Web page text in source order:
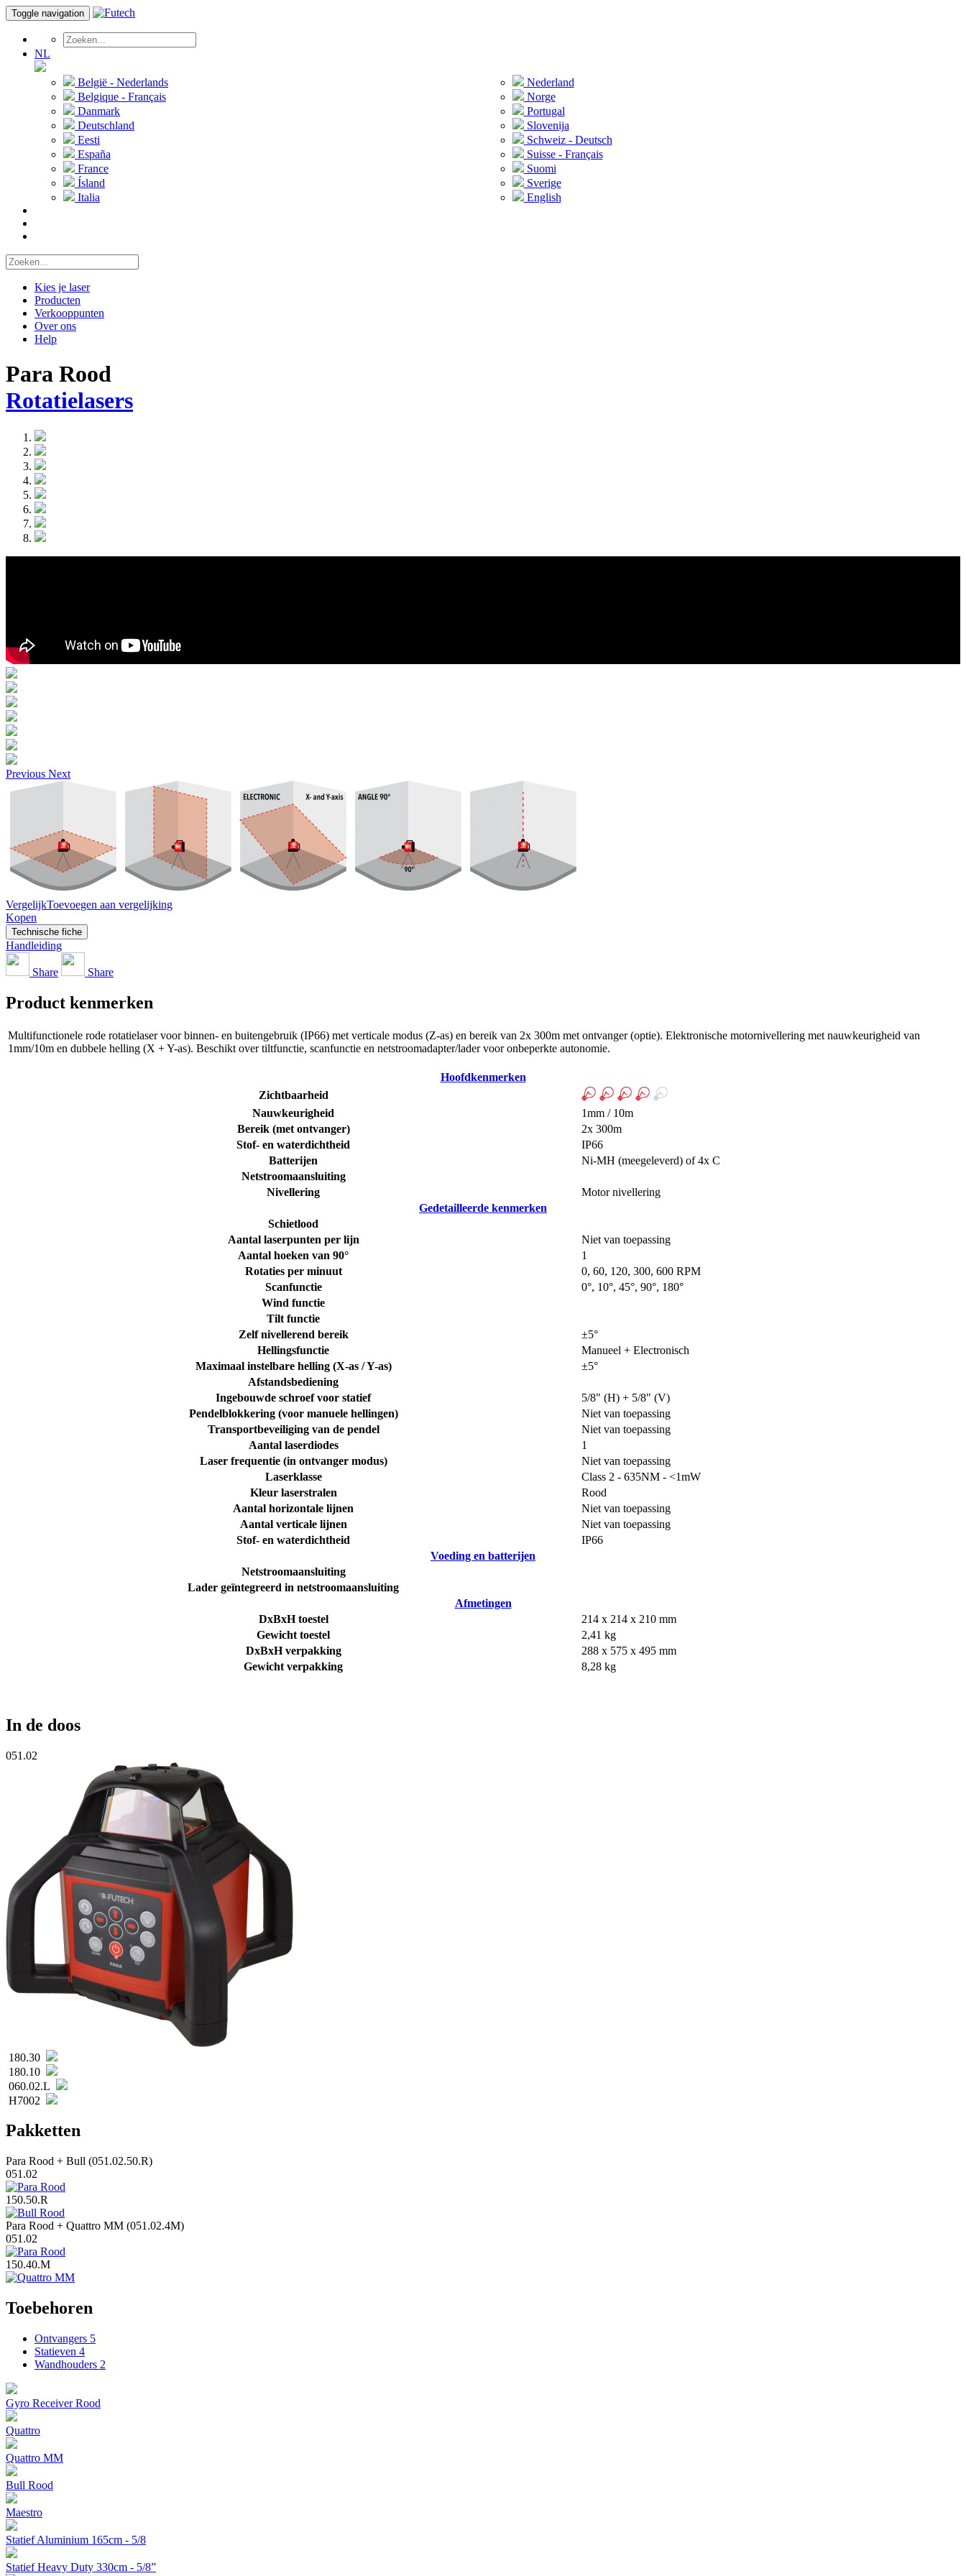
Toggle navigation
NL
België - Nederlands
Belgique - Français
Danmark
Deutschland
Eesti
España
France
Ísland
Italia
Nederland
Norge
Portugal
Slovenija
Schweiz - Deutsch
Suisse - Français
Suomi
Sverige
English
Kies je laser
Producten
Verkooppunten
Over ons
Help
Para Rood
Rotatielasers
Previous Next
VergelijkToevoegen aan vergelijking
Kopen
Technische fiche
Handleiding
Share Share
Product kenmerken
Multifunctionele rode rotatielaser voor binnen- en buitengebruik (IP66) met verticale modus (Z-as) en bereik van 2x 300m met ontvanger (optie). Elektronische motornivellering met nauwkeurigheid van
1mm/10m en dubbele helling (X + Y-as). Beschikt over tiltfunctie, scanfunctie en netstroomadapter/lader voor onbeperkte autonomie.
Hoofdkenmerken
Zichtbaarheid
Nauwkeurigheid
1mm / 10m
Bereik (met ontvanger)
2x 300m
Stof- en waterdichtheid
IP66
Batterijen
Ni-MH (meegeleverd) of 4x C
Netstroomaansluiting
Nivellering
Motor nivellering
Gedetailleerde kenmerken
Schietlood
Aantal laserpunten per lijn
Niet van toepassing
Aantal hoeken van 90°
1
Rotaties per minuut
0, 60, 120, 300, 600 RPM
Scanfunctie
0°, 10°, 45°, 90°, 180°
Wind functie
Tilt functie
Zelf nivellerend bereik
±5°
Hellingsfunctie
Manueel + Electronisch
Maximaal instelbare helling (X-as / Y-as)
±5°
Afstandsbediening
Ingebouwde schroef voor statief
5/8" (H) + 5/8" (V)
Pendelblokkering (voor manuele hellingen)
Niet van toepassing
Transportbeveiliging van de pendel
Niet van toepassing
Aantal laserdiodes
1
Laser frequentie (in ontvanger modus)
Niet van toepassing
Laserklasse
Class 2 - 635NM - <1mW
Kleur laserstralen
Rood
Aantal horizontale lijnen
Niet van toepassing
Aantal verticale lijnen
Niet van toepassing
Stof- en waterdichtheid
IP66
Voeding en batterijen
Netstroomaansluiting
Lader geïntegreerd in netstroomaansluiting
Afmetingen
DxBxH toestel
214 x 214 x 210 mm
Gewicht toestel
2,41 kg
DxBxH verpakking
288 x 575 x 495 mm
Gewicht verpakking
8,28 kg
In de doos
051.02
180.30
180.10
060.02.L
H7002
Pakketten
Para Rood + Bull (051.02.50.R)
051.02
150.50.R
Para Rood + Quattro MM (051.02.4M)
051.02
150.40.M
Toebehoren
Ontvangers 5
Statieven 4
Wandhouders 2
Gyro Receiver Rood
Quattro
Quattro MM
Bull Rood
Maestro
Statief Aluminium 165cm - 5/8
Statief Heavy Duty 330cm - 5/8”